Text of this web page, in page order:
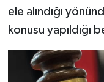
ele alındığı
konusu yapıldığı